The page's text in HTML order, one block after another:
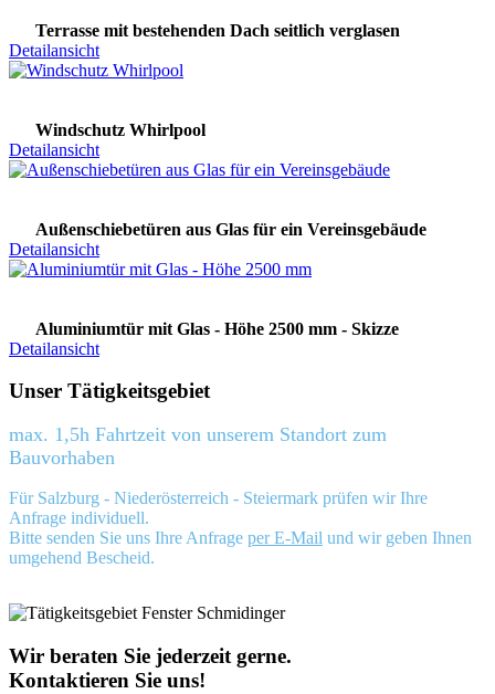
Terrasse mit bestehenden Dach seitlich verglasen
Detailansicht
Windschutz Whirlpool
Detailansicht
Außenschiebetüren aus Glas für ein Vereinsgebäude
Detailansicht
Aluminiumtür mit Glas - Höhe 2500 mm - Skizze
Detailansicht
Unser Tätigkeitsgebiet
max. 1,5h Fahrtzeit von unserem Standort zum
Bauvorhaben
Für Salzburg - Niederösterreich - Steiermark prüfen wir Ihre
Anfrage individuell.
Bitte senden Sie uns Ihre Anfrage per E-Mail und wir geben Ihnen
umgehend Bescheid.
Wir beraten Sie jederzeit gerne.
Kontaktieren Sie uns!